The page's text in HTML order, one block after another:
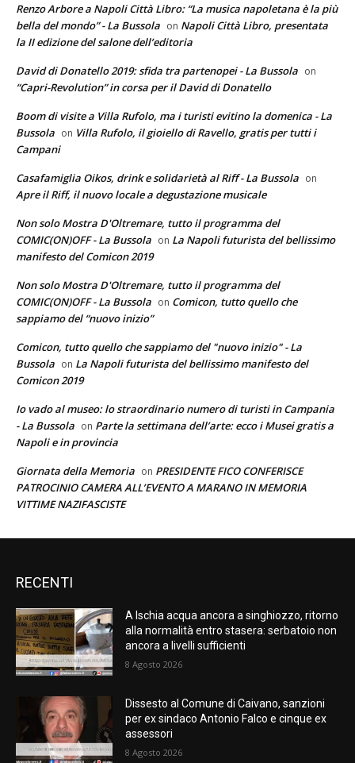
Renzo Arbore a Napoli Città Libro: “La musica napoletana è la più
bella del mondo” - La Bussola on Napoli Città Libro, presentata
la II edizione del salone dell’editoria
David di Donatello 2019: sfida tra partenopei - La Bussola on
“Capri-Revolution” in corsa per il David di Donatello
Boom di visite a Villa Rufolo, ma i turisti evitino la domenica - La
Bussola on Villa Rufolo, il gioiello di Ravello, gratis per tutti i
Campani
Casafamiglia Oikos, drink e solidarietà al Riff - La Bussola on
Apre il Riff, il nuovo locale a degustazione musicale
Non solo Mostra D'Oltremare, tutto il programma del
COMIC(ON)OFF - La Bussola on La Napoli futurista del bellissimo
manifesto del Comicon 2019
Non solo Mostra D'Oltremare, tutto il programma del
COMIC(ON)OFF - La Bussola on Comicon, tutto quello che
sappiamo del “nuovo inizio”
Comicon, tutto quello che sappiamo del "nuovo inizio" - La
Bussola on La Napoli futurista del bellissimo manifesto del
Comicon 2019
Io vado al museo: lo straordinario numero di turisti in Campania
- La Bussola on Parte la settimana dell’arte: ecco i Musei gratis a
Napoli e in provincia
Giornata della Memoria on PRESIDENTE FICO CONFERISCE
PATROCINIO CAMERA ALL’EVENTO A MARANO IN MEMORIA
VITTIME NAZIFASCISTE
RECENTI
A Ischia acqua ancora a singhiozzo, ritorno
alla normalità entro stasera: serbatoio non
ancora a livelli sufficienti
8 Agosto 2026
Dissesto al Comune di Caivano, sanzioni
per ex sindaco Antonio Falco e cinque ex
assessori
8 Agosto 2026